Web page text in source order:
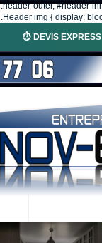
outer, #header-
img { display:
⏱️ DEVIS